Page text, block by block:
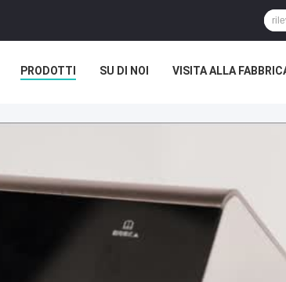
PRODOTTI SU DI NOI VISITA ALLA